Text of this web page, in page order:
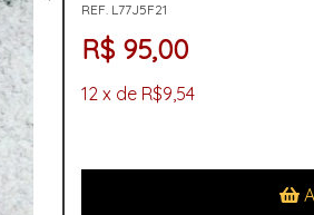
REF. L77J5F21
R$ 95,00
12 x de R$9,54